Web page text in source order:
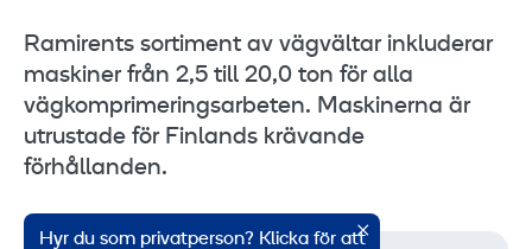
Ramirents sortiment av vägvältar inkluderar
maskiner från 2,5 till 20,0 ton för alla
vägkomprimeringsarbeten. Maskinerna är
utrustade för Finlands krävande
förhållanden.
Hyr du som privatperson? Klicka för att